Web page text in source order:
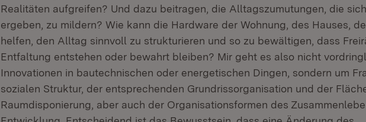
Realitäten aufgreifen? Und dazu beitragen, die Alltagszumutungen, die
ergeben, zu mildern? Wie kann die Hardware der Wohnung, des Hauses,
helfen, den Alltag sinnvoll zu strukturieren und so zu bewältigen, dass
Entfaltung entstehen oder bewahrt bleiben? Mir geht es also nicht
Innovationen in bautechnischen oder energetischen Dingen, sondern um
sozialen Struktur, der entsprechenden Grundrissorganisation und der
Raumdisponierung, aber auch der Organisationsformen des